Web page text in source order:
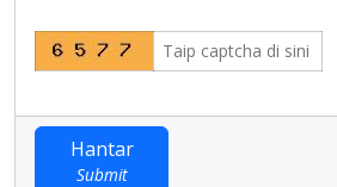
Hantar
Submit